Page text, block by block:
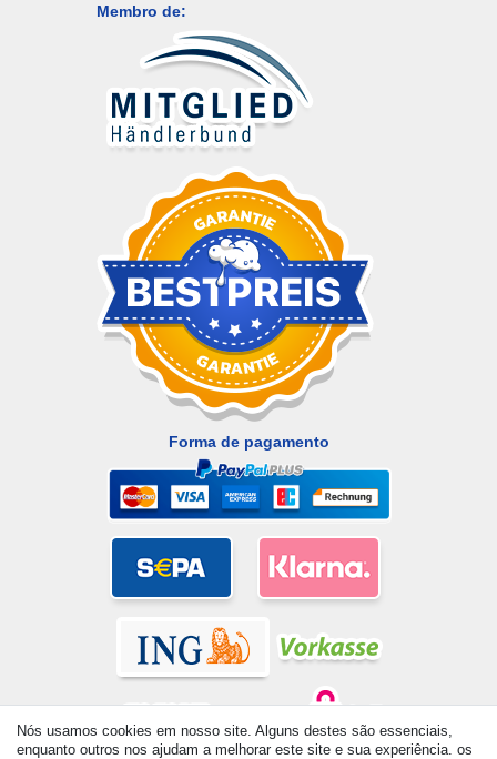
Membro de:
Forma de pagamento
Nós usamos cookies em nosso site. Alguns destes são essenciais,
enquanto outros nos ajudam a melhorar este site e sua experiência. os